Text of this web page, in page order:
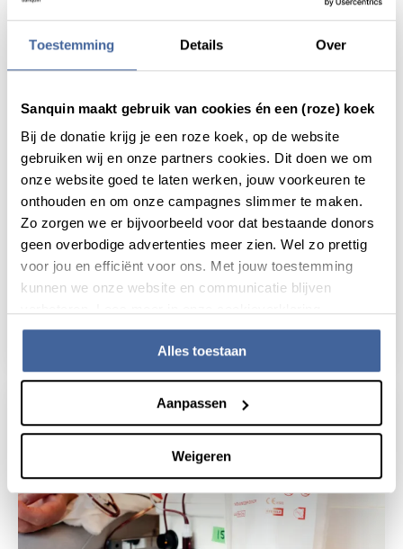
Toestemming Details Over
Sanquin maakt gebruik van cookies én een (roze) koek
Bij de donatie krijg je een roze koek, op de website
gebruiken wij en onze partners cookies. Dit doen we om
onze website goed te laten werken, jouw voorkeuren te
onthouden en om onze campagnes slimmer te maken.
Zo zorgen we er bijvoorbeeld voor dat bestaande donors
geen overbodige advertenties meer zien. Wel zo prettig
voor jou en efficiënt voor ons. Met jouw toestemming
kunnen we onze website en communicatie blijven
Alles toestaan
Aanpassen
Weigeren
Sanquin onderzoekt mee in de strijd
tegen het coronavirus
22 juni 2020